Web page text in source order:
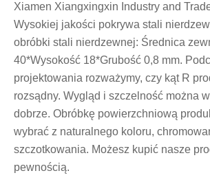
Xiamen Xiangxingxin Industry and
Wysokiej jakości pokrywa stali
obróbki stali nierdzewnej: Średnica
40*Wysokość 18*Grubość 0,8 mm.
projektowania rozważymy, czy kąt R
rozsądny. Wygląd i szczelność można
dobrze. Obróbkę powierzchniową
wybrać z naturalnego koloru,
szczotkowania. Możesz kupić nasze
pewnością.